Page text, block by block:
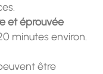
et éprouvée
minutes environ.
être